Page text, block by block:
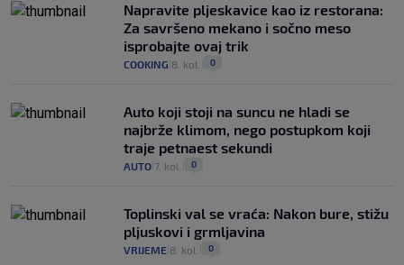
Napravite pljeskavice kao iz restorana:
Za savršeno mekano i sočno meso
isprobajte ovaj trik
COOKING 8. kol. 0
Auto koji stoji na suncu ne hladi se
najbrže klimom, nego postupkom koji
traje petnaest sekundi
AUTO 7. kol. 0
Toplinski val se vraća: Nakon bure, stižu
pljuskovi i grmljavina
VRIJEME 8. kol. 0